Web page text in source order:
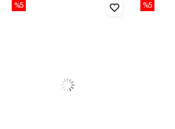
%5 %5